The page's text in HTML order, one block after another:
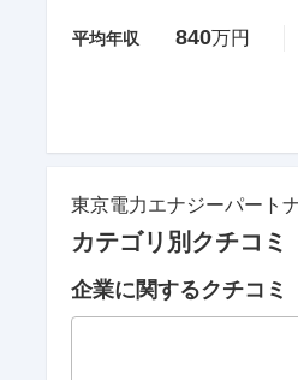
平均年収 840万円
東京電力エナジーパート
カテゴリ別クチコミ
企業に関するクチコミ